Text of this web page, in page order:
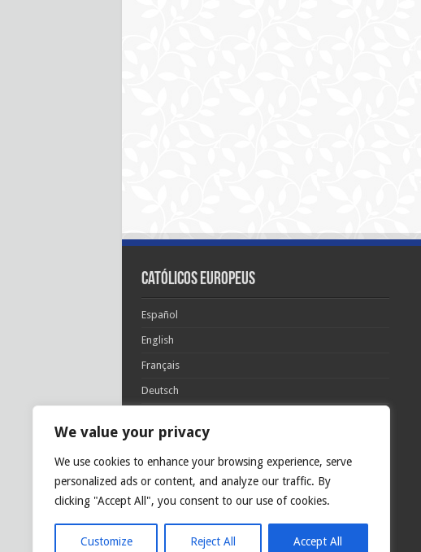
We value your privacy
We use cookies to enhance your browsing experience, serve
personalized ads or content, and analyze our traffic. By
clicking "Accept All", you consent to our use of cookies.
Customize Reject All Accept All
Católicos Europeus
Español
English
Français
Deutsch
Português
Polski
Glória Patri, et Fílio, et Spirítui Sancto. Sicut erat in
princípio, et nunc et semper et in sǽcula
sæculórum. Amen.